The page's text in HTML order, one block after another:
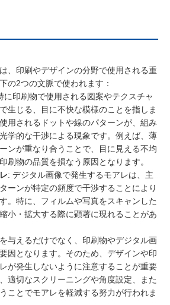
、印刷やデザインの分野で使用される重
の2つの文脈で使われます：
に印刷物で使用される図案やテクスチャ
生じる、目に不快な模様のことを指しま
用されるドットや線のパターンが、組み
学的な干渉による現象です。例えば、薄
ンが重なり合うことで、目に見える不均
刷物の品質を損なう原因となります。
: デジタル画像で発生するモアレは、主
ーンが特定の頻度で干渉することにより
。特に、フィルムや写真をスキャンした
小・拡大する際に顕著に現れることがあ
与えるだけでなく、印刷物やデジタル画
因となります。そのため、デザインや印
が発生しないように注意することが重要
適切なスクリーニングや角度設定、また
ことでモアレを軽減する努力が行われま